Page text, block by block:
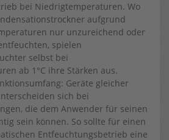
bei Niedrigtemperaturen. Wo
aufgrund
nur unzureichend oder
spielen
selbst bei
ab 1°C ihre Stärken aus.
Geräte gleicher
sich bei
die dem Anwender für seinen
sein können. So sollte für einen
Entfeuchtungsbetrieb eine